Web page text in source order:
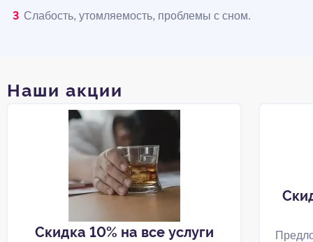
Слабость, утомляемость, проблемы с сном.
Наши акции
Скидка 10% на все услуги